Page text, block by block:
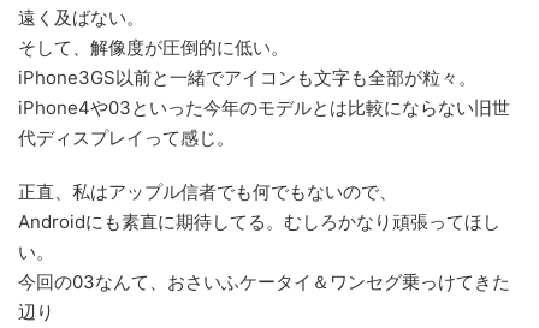
遠く及ばない。
そして、解像度が圧倒的に低い。
iPhone3GS以前と一緒でアイコンも文字も全部が粒々。
iPhone4や03といった今年のモデルとは比較にならない旧世
代ディスプレイって感じ。
正直、私はアップル信者でも何でもないので、
Androidにも素直に期待してる。むしろかなり頑張ってほし
い。
今回の03なんて、おさいふケータイ＆ワンセグ乗っけてきた
辺り